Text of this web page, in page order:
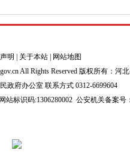
明 关于本站
网站地图
All Rights Reserved 版权所有：河
政府办公室 联系方式 0312-6699604
标识码:1306280002 公安机关备案号